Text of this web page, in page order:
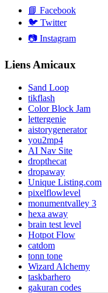
📘 Facebook
🐦 Twitter
📷 Instagram
Liens Amicaux
Sand Loop
tikflash
Color Block Jam
lettergenie
aistorygenerator
you2mp4
AI Nav Site
dropthecat
dropaway
Unique Listing.com
pixelflowlevel
monumentvalley 3
hexa away
brain test level
Hotpot Flow
catdom
tonn tone
Wizard Alchemy
taskbarhero
gakuran codes